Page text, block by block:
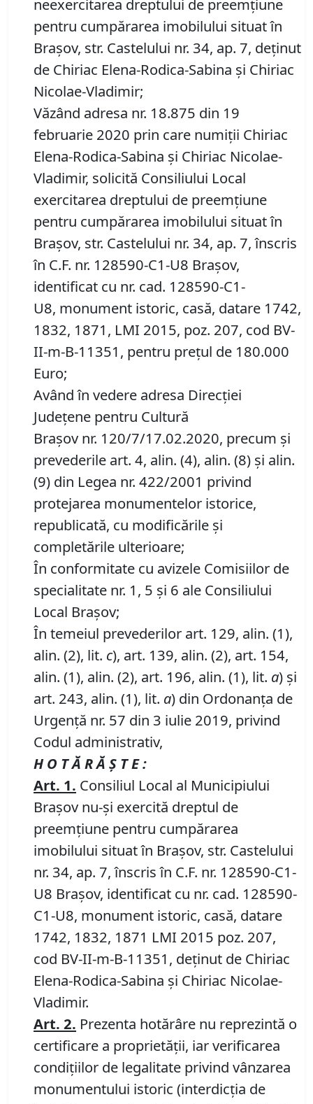
neexercitarea dreptului de preemţiune
pentru cumpărarea imobilului situat în
Braşov, str. Castelului nr. 34, ap. 7, deţinut
de Chiriac Elena-Rodica-Sabina şi Chiriac
Nicolae-Vladimir;
Văzând adresa nr. 18.875 din 19
februarie 2020 prin care numiţii Chiriac
Elena-Rodica-Sabina şi Chiriac Nicolae-
Vladimir, solicită Consiliului Local
exercitarea dreptului de preemţiune
pentru cumpărarea imobilului situat în
Braşov, str. Castelului nr. 34, ap. 7, înscris
în C.F. nr. 128590-C1-U8 Braşov,
identificat cu nr. cad. 128590-C1-
U8, monument istoric, casă, datare 1742,
1832, 1871, LMI 2015, poz. 207, cod BV-
II-m-B-11351, pentru preţul de 180.000
Euro;
Având în vedere adresa Direcţiei
Judeţene pentru Cultură
Braşov nr. 120/7/17.02.2020, precum şi
prevederile art. 4, alin. (4), alin. (8) şi alin.
(9) din Legea nr. 422/2001 privind
protejarea monumentelor istorice,
republicată, cu modificările şi
completările ulterioare;
În conformitate cu avizele Comisiilor de
specialitate nr. 1, 5 și 6 ale Consiliului
Local Brașov;
În temeiul prevederilor art. 129, alin. (1),
alin. (2), lit. c), art. 139, alin. (2), art. 154,
alin. (1), alin. (2), art. 196, alin. (1), lit. a) și
art. 243, alin. (1), lit. a) din Ordonanța de
Urgență nr. 57 din 3 iulie 2019, privind
Codul administrativ,
H O T Ă R Ă Ş T E :
Art. 1. Consiliul Local al Municipiului
Braşov nu-şi exercită dreptul de
preemţiune pentru cumpărarea
imobilului situat în Braşov, str. Castelului
nr. 34, ap. 7, înscris în C.F. nr. 128590-C1-
U8 Braşov, identificat cu nr. cad. 128590-
C1-U8, monument istoric, casă, datare
1742, 1832, 1871 LMI 2015 poz. 207,
cod BV-II-m-B-11351, deţinut de Chiriac
Elena-Rodica-Sabina şi Chiriac Nicolae-
Vladimir.
Art. 2. Prezenta hotărâre nu reprezintă o
certificare a proprietăţii, iar verificarea
condiţiilor de legalitate privind vânzarea
monumentului istoric (interdicţia de